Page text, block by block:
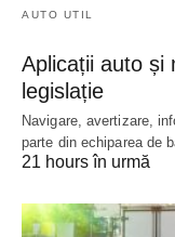
AUTO UTIL
Aplicații auto și
legislație
Navigare, avertizare,
parte din echiparea de
21 hours în urmă